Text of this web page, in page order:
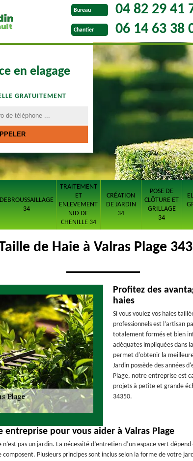
Bureau 04 82 29 41
Chantier 06 14 63 38
en elagage
GRATUITEMENT
DEBROUSSAILLAGE
34
TRAITEMENT
ET
ENLEVEMENT
NID DE
CHENILLE 34
CRÉATION
DE JARDIN
34
POSE DE
CLÔTURE ET
GRILLAGE
34
de Haie à Valras Plage
Profitez des
haies
Si vous voulez vos haies
professionnels est l’artisan
totalement formés et bien
adéquates impliquées dans
permet d'obtenir la
Jardin possède des années
Plage, notre entreprise est
projets à petite et grande
34350.
entreprise pour vous aider à Valras Plage
pas un jardin. La nécessité d’entretien d’un espace vert
Plusieurs principes sont inclus selon la forme de votre